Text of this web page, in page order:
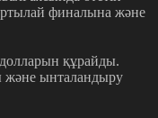
финалына және
құрайды.
және ынталандыру